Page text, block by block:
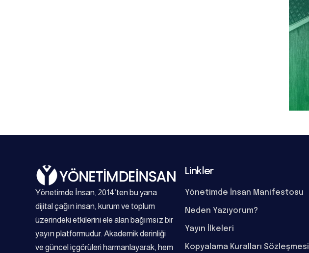
Yönetimde İnsan, 2014’ten bu yana
dijital çağın insan, kurum ve toplum
üzerindeki etkilerini ele alan bağımsız bir
yayın platformudur. Akademik derinliği
ve güncel içgörüleri harmanlayarak, hem
Linkler
Yönetimde İnsan Manifestosu
Neden Yazıyorum?
Yayın İlkeleri
Kopyalama Kuralları Sözleşmesi